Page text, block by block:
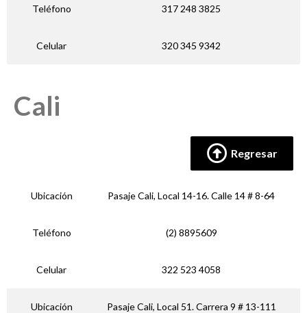
Teléfono 317 248 3825
Celular 320 345 9342
Cali
Regresar
Ubicación Pasaje Cali, Local 14-16. Calle 14 # 8-64
Teléfono (2) 8895609
Celular 322 523 4058
Ubicación Pasaje Cali, Local 51. Carrera 9 # 13-111